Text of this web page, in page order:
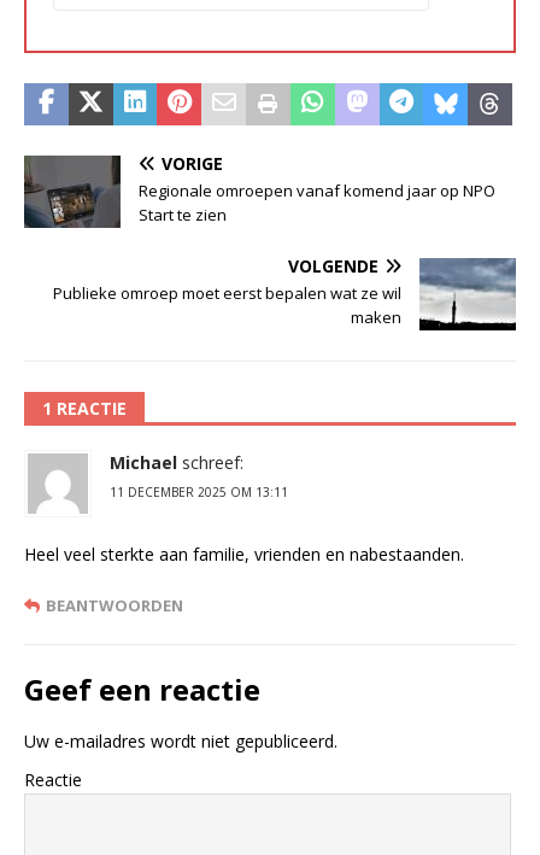
VORIGE
Regionale omroepen vanaf komend jaar op NPO
Start te zien
VOLGENDE
Publieke omroep moet eerst bepalen wat ze wil
maken
1 REACTIE
Michael schreef:
11 DECEMBER 2025 OM 13:11
Heel veel sterkte aan familie, vrienden en nabestaanden.
BEANTWOORDEN
Geef een reactie
Uw e-mailadres wordt niet gepubliceerd.
Reactie